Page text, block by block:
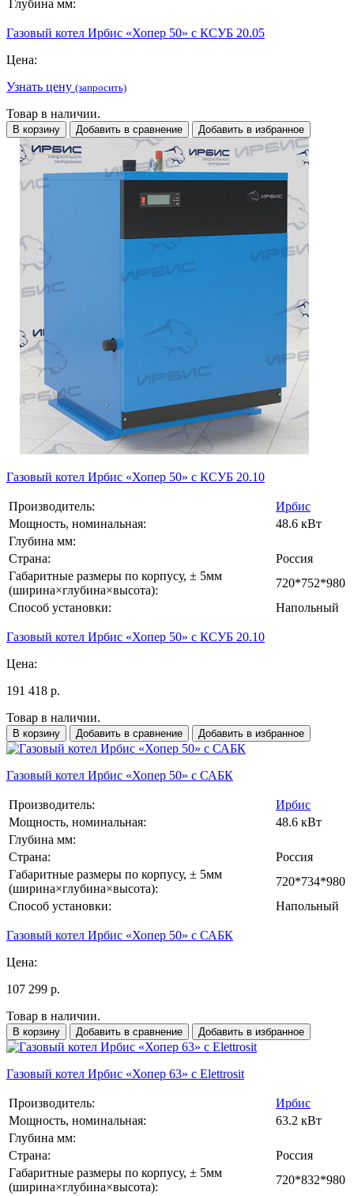
Глубина мм:
Газовый котел Ирбис «Хопер 50» с КСУБ 20.05
Цена:
Узнать цену (запросить)
Товар в наличии.
В корзину Добавить в сравнение Добавить в избранное
Газовый котел Ирбис «Хопер 50» с КСУБ 20.10
Производитель:
Ирбис
Мощность, номинальная:
48.6 кВт
Глубина мм:
Страна:
Россия
Габаритные размеры по корпусу, ± 5мм
(ширина×глубина×высота):
720*752*980
Способ установки:
Напольный
Газовый котел Ирбис «Хопер 50» с КСУБ 20.10
Цена:
191 418 р.
Товар в наличии.
В корзину Добавить в сравнение Добавить в избранное
Газовый котел Ирбис «Хопер 50» с САБК
Производитель:
Ирбис
Мощность, номинальная:
48.6 кВт
Глубина мм:
Страна:
Россия
Габаритные размеры по корпусу, ± 5мм
(ширина×глубина×высота):
720*734*980
Способ установки:
Напольный
Газовый котел Ирбис «Хопер 50» с САБК
Цена:
107 299 р.
Товар в наличии.
В корзину Добавить в сравнение Добавить в избранное
Газовый котел Ирбис «Хопер 63» с Elettrosit
Производитель:
Ирбис
Мощность, номинальная:
63.2 кВт
Глубина мм:
Страна:
Россия
Габаритные размеры по корпусу, ± 5мм
(ширина×глубина×высота):
720*832*980